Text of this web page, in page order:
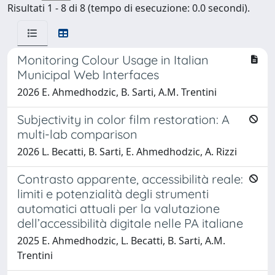
Risultati 1 - 8 di 8 (tempo di esecuzione: 0.0 secondi).
Monitoring Colour Usage in Italian
Municipal Web Interfaces
2026 E. Ahmedhodzic, B. Sarti, A.M. Trentini
Subjectivity in color film restoration: A
multi-lab comparison
2026 L. Becatti, B. Sarti, E. Ahmedhodzic, A. Rizzi
Contrasto apparente, accessibilità reale:
limiti e potenzialità degli strumenti
automatici attuali per la valutazione
dell’accessibilità digitale nelle PA italiane
2025 E. Ahmedhodzic, L. Becatti, B. Sarti, A.M.
Trentini